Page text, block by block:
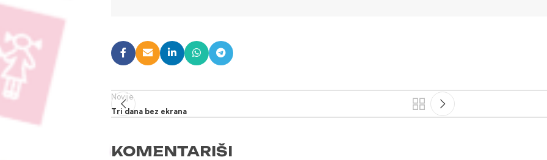
Novije
Tri dana bez ekrana
KOMENTARIŠI